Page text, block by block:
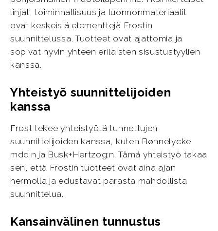
linjat, toiminnallisuus ja luonnonmateriaalit
ovat keskeisiä elementtejä Frostin
suunnittelussa. Tuotteet ovat ajattomia ja
sopivat hyvin yhteen erilaisten sisustustyylien
kanssa.
Yhteistyö suunnittelijoiden
kanssa
Frost tekee yhteistyötä tunnettujen
suunnittelijoiden kanssa, kuten Bønnelycke
mdd:n ja Busk+Hertzog:n. Tämä yhteistyö takaa
sen, että Frostin tuotteet ovat aina ajan
hermolla ja edustavat parasta mahdollista
suunnittelua.
Kansainvälinen tunnustus